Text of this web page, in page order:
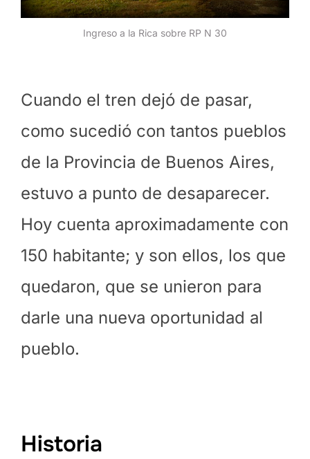
Ingreso a la Rica sobre RP N 30
Cuando el tren dejó de pasar,
como sucedió con tantos pueblos
de la Provincia de Buenos Aires,
estuvo a punto de desaparecer.
Hoy cuenta aproximadamente con
150 habitante; y son ellos, los que
quedaron, que se unieron para
darle una nueva oportunidad al
pueblo.
Historia